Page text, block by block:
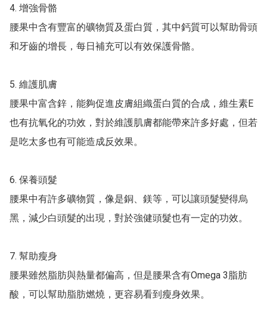
4. 增強骨骼
腰果中含有豐富的礦物質及蛋白質，其中鈣質可以幫助骨頭
和牙齒的增長，每日補充可以有效保護骨骼。
5. 維護肌膚
腰果中富含鋅，能夠促進皮膚組織蛋白質的合成，維生素E
也有抗氧化的功效，對於維護肌膚都能帶來許多好處，但若
是吃太多也有可能造成反效果。
6. 保養頭髮
腰果中有許多礦物質，像是銅、鎂等，可以讓頭髮變得烏
黑，減少白頭髮的出現，對於強健頭髮也有一定的功效。
7. 幫助瘦身
腰果雖然脂肪與熱量都偏高，但是腰果含有Omega 3脂肪
酸，可以幫助脂肪燃燒，更容易看到瘦身效果。